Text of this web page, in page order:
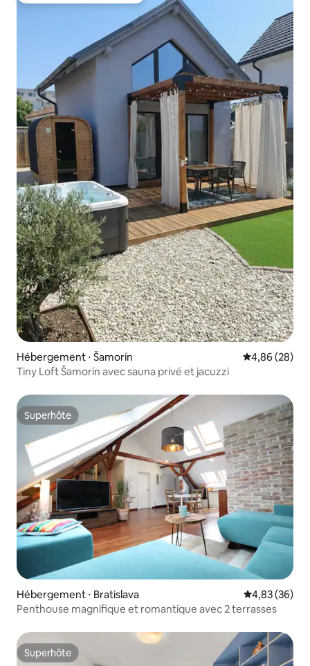
Hébergement ⋅ Šamorín Évaluation
4,86 (28)
Tiny Loft Šamorín avec sauna privé et jacuzzi
Superhôte
Superhôte
Hébergement ⋅ Bratislava Évaluation
4,83 (36)
Penthouse magnifique et romantique avec 2 terrasses
Superhôte
Superhôte